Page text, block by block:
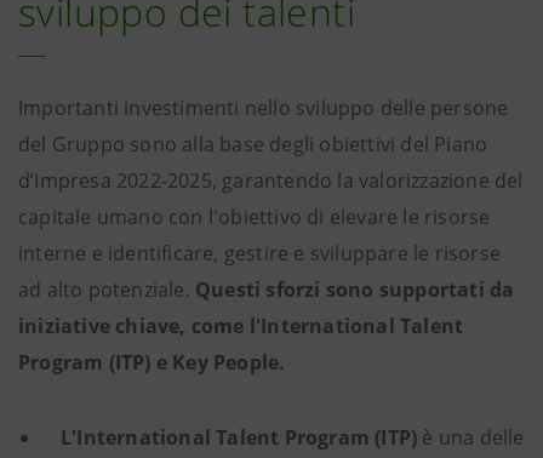
sviluppo dei talenti
Importanti investimenti nello sviluppo delle persone
del Gruppo sono alla base degli obiettivi del Piano
d’Impresa 2022-2025, garantendo la valorizzazione del
capitale umano con l'obiettivo di elevare le risorse
interne e identificare, gestire e sviluppare le risorse
ad alto potenziale. Questi sforzi sono supportati da
iniziative chiave, come l'International Talent
Program (ITP) e Key People.
L'International Talent Program (ITP) è una delle